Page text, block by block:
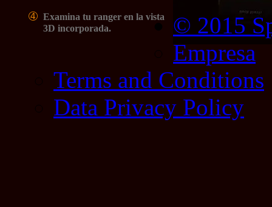
➃ Examina tu ranger en la vista
3D incorporada.
© 2015
Empresa
Terms and Conditions
Data Privacy Policy